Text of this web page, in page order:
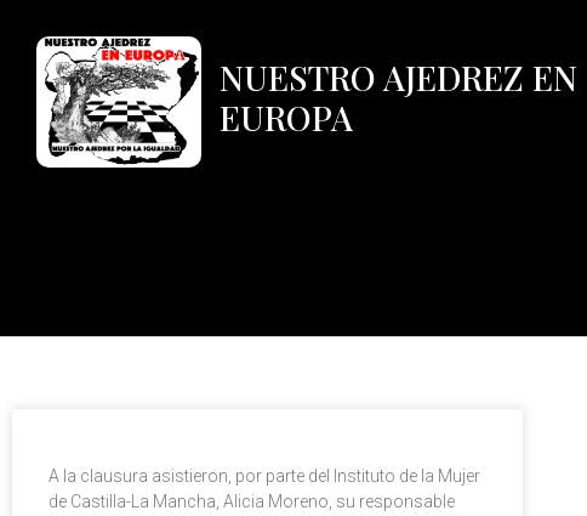
NUESTRO AJEDREZ EN
EUROPA
A la clausura asistieron, por parte del Instituto de la Mujer
de Castilla-La Mancha, Alicia Moreno, su responsable